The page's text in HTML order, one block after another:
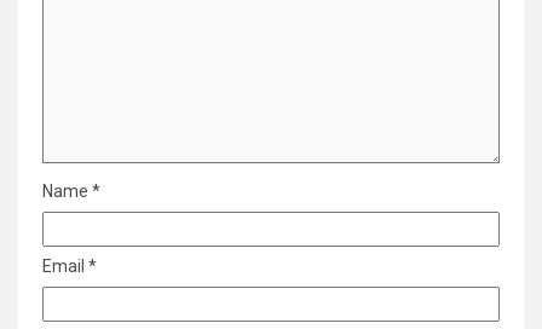
Name *
Email *